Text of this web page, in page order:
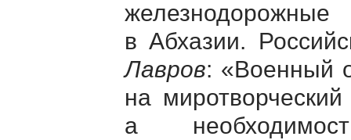
в Абхазии.
Лавров: «Военный
на
а